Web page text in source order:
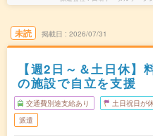
未読 掲載日 2026/07/31
【週2日～＆土日休】
の施設で自立を支援
交通費別途支給あり 土日祝日が
派遣